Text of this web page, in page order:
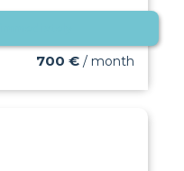
700 € / month